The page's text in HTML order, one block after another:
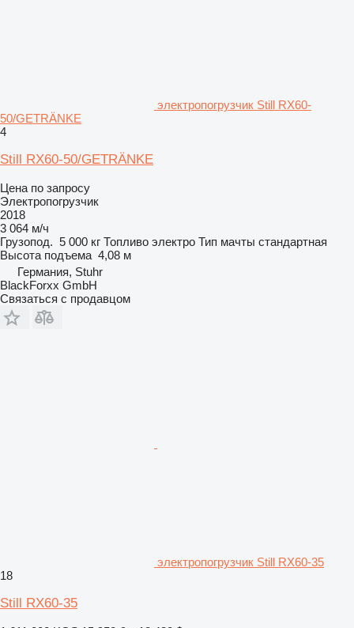
электропогрузчик Still RX60-
50/GETRÄNKE
4
Still RX60-50/GETRÄNKE
Цена по запросу
Электропогрузчик
2018
3 064 м/ч
Грузопод. 5 000 кг Топливо электро Тип мачты стандартная
Высота подъема 4,08 м
Германия, Stuhr
BlackForxx GmbH
Связаться с продавцом
электропогрузчик Still RX60-35
18
Still RX60-35